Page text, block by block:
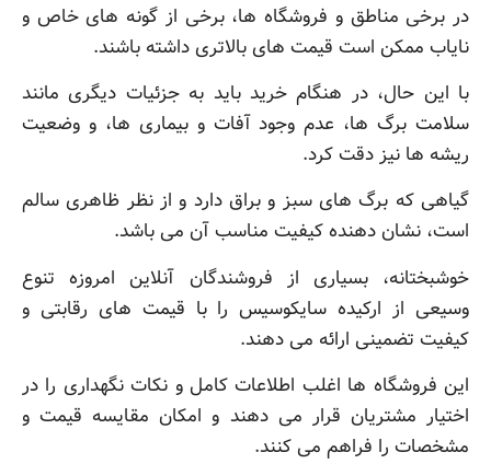
در برخی مناطق و فروشگاه ها، برخی از گونه های خاص و
نایاب ممکن است قیمت های بالاتری داشته باشند.
با این حال، در هنگام خرید باید به جزئیات دیگری مانند
سلامت برگ ها، عدم وجود آفات و بیماری ها، و وضعیت
ریشه ها نیز دقت کرد.
گیاهی که برگ های سبز و براق دارد و از نظر ظاهری سالم
است، نشان دهنده کیفیت مناسب آن می باشد.
خوشبختانه، بسیاری از فروشندگان آنلاین امروزه تنوع
وسیعی از ارکیده سایکوسیس را با قیمت های رقابتی و
کیفیت تضمینی ارائه می دهند.
این فروشگاه ها اغلب اطلاعات کامل و نکات نگهداری را در
اختیار مشتریان قرار می دهند و امکان مقایسه قیمت و
مشخصات را فراهم می کنند.